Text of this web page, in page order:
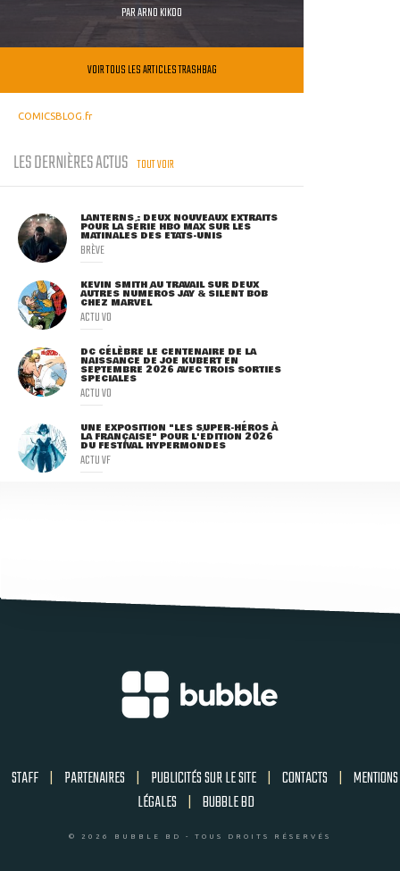
PARARNO KIKOO
VOIR TOUS LES ARTICLES TRASHBAG
COMICSBLOG.fr
LES DERNIÈRES ACTUS TOUT VOIR
LANTERNS : DEUX NOUVEAUX EXTRAITS
POUR LA SÉRIE HBO MAX SUR LES
MATINALES DES ETATS-UNIS
BRÈVE
KEVIN SMITH AU TRAVAIL SUR DEUX
AUTRES NUMÉROS JAY & SILENT BOB
CHEZ MARVEL
ACTU VO
DC CÉLÈBRE LE CENTENAIRE DE LA
NAISSANCE DE JOE KUBERT EN
SEPTEMBRE 2026 AVEC TROIS SORTIES
SPÉCIALES
ACTU VO
UNE EXPOSITION "LES SUPER-HÉROS À
LA FRANÇAISE" POUR L'ÉDITION 2026
DU FESTIVAL HYPERMONDES
ACTU VF
STAFF | PARTENAIRES | PUBLICITÉS SUR LE SITE | CONTACTS | MENTIONS
LÉGALES | BUBBLE BD
© 2026 BUBBLE BD - TOUS DROITS RÉSERVÉS